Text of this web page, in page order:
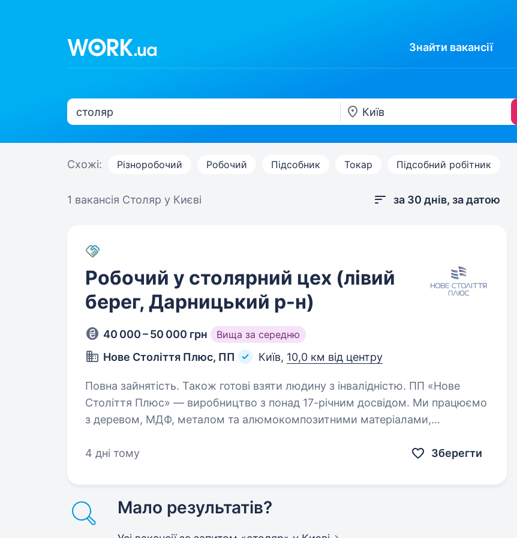
Знайти вакансії
Схожі: Різноробочий Робочий Підсобник Токар Підсобний робітник
1 вакансія Столяр у Києві за 30 днів, за датою
Робочий у столярний цех (лівий
берег, Дарницький р-н)
40 000 – 50 000 грн Вища за середню
Нове Століття Плюс, ПП Київ, 10,0 км від центру
Повна зайнятість. Також готові взяти людину з інвалідністю. ПП «Нове
Століття Плюс» — виробництво з понад 17-річним досвідом. Ми працюємо
з деревом, МДФ, металом та алюмокомпозитними матеріалами,
збирати…
4 дні тому Зберегти
Мало результатів?